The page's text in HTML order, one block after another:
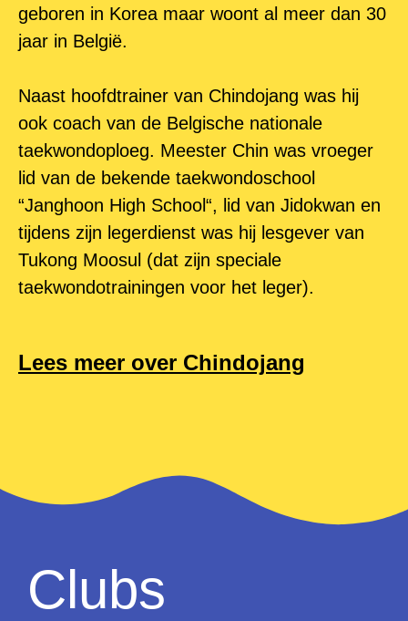
geboren in Korea maar woont al meer dan 30
jaar in België.
Naast hoofdtrainer van Chindojang was hij
ook coach van de Belgische nationale
taekwondoploeg. Meester Chin was vroeger
lid van de bekende taekwondoschool
“Janghoon High School“, lid van Jidokwan en
tijdens zijn legerdienst was hij lesgever van
Tukong Moosul (dat zijn speciale
taekwondotrainingen voor het leger).
Lees meer over Chindojang
Clubs